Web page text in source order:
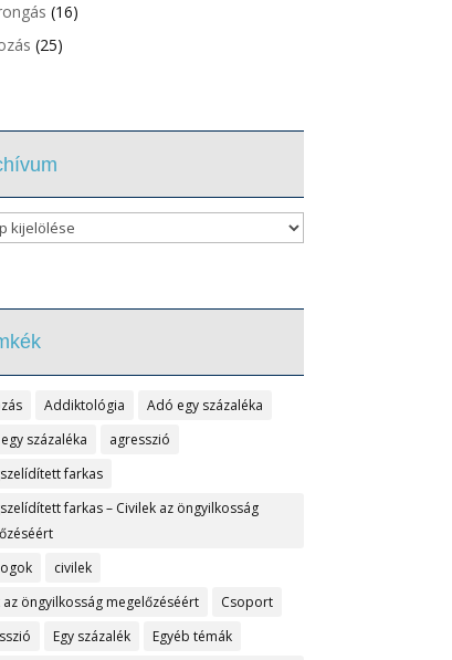
(16)
(25)
Addiktológia
Adó egy százaléka
százaléka
agresszió
farkas
farkas – Civilek az öngyilkosság
civilek
az öngyilkosság megelőzéséért
Csoport
Egy százalék
Egyéb témák